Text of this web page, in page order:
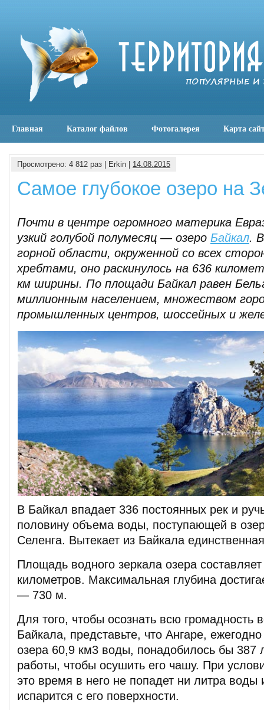
Главная Каталог файлов Фотогалерея Карта
Просмотрено: 4 812 раз | Erkin | 14.08.2015
Самое глубокое озеро на
Почти в центре огромного материка
узкий голубой полумесяц — озеро Байкал.
горной области, окруженной со всех
хребтами, оно раскинулось на 636
км ширины. По площади Байкал равен
миллионным населением, множеством
промышленных центров, шоссейных и
В Байкал впадает 336 постоянных рек и
половину объема воды, поступающей в
Селенга. Вытекает из Байкала
Площадь водного зеркала озера
километров. Максимальная глубина
— 730 м.
Для того, чтобы осознать всю громадность
Байкала, представьте, что Ангаре,
озера 60,9 км3 воды, понадобилось бы 387
работы, чтобы осушить его чашу. При
это время в него не попадет ни литра воды
испарится с его поверхности.